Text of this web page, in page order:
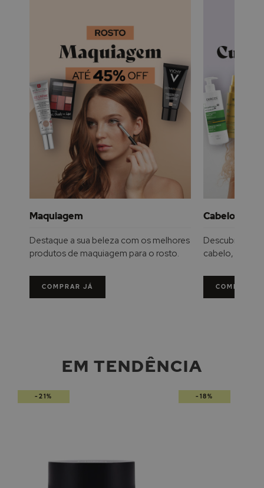
Maquiagem
Destaque a sua beleza com os melhores
produtos de maquiagem para o rosto.
COMPRAR JÁ
Cabelo
Descubra
cabelo, desde
obtenha um
COMPRAR
EM TENDÊNCIA
-21% -18%